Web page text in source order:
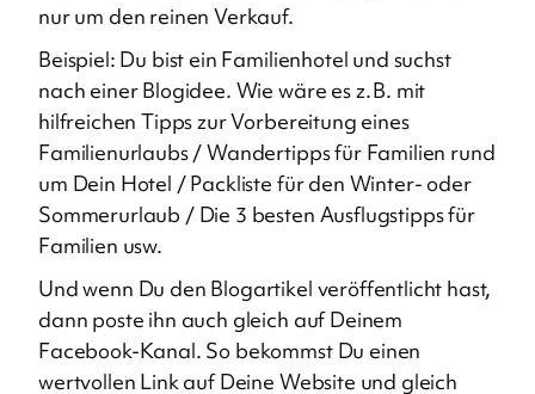
nur um den reinen Verkauf.
Beispiel: Du bist ein Familienhotel und suchst
nach einer Blogidee. Wie wäre es z. B. mit
hilfreichen Tipps zur Vorbereitung eines
Familienurlaubs / Wandertipps für Familien rund
um Dein Hotel / Packliste für den Winter- oder
Sommerurlaub / Die 3 besten Ausflugstipps für
Familien usw.
Und wenn Du den Blogartikel veröffentlicht hast,
dann poste ihn auch gleich auf Deinem
Facebook-Kanal. So bekommst Du einen
wertvollen Link auf Deine Website und gleich